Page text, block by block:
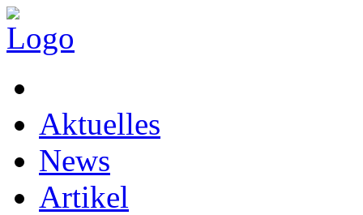
Aktuelles
News
Artikel